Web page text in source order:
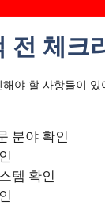
전 체크
야 할 사항들이
분야 확인
템 확인